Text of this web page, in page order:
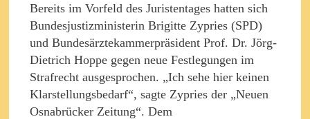
Bereits im Vorfeld des Juristentages hatten sich
Bundesjustizministerin Brigitte Zypries (SPD)
und Bundesärztekammerpräsident Prof. Dr. Jörg-
Dietrich Hoppe gegen neue Festlegungen im
Strafrecht ausgesprochen. „Ich sehe hier keinen
Klarstellungsbedarf“, sagte Zypries der „Neuen
Osnabrücker Zeitung“. Dem